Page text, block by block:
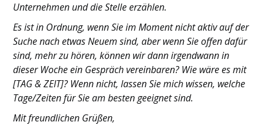
Unternehmen und die Stelle erzählen.
Es ist in Ordnung, wenn Sie im Moment nicht aktiv auf der
Suche nach etwas Neuem sind, aber wenn Sie offen dafür
sind, mehr zu hören, können wir dann irgendwann in
dieser Woche ein Gespräch vereinbaren? Wie wäre es mit
[TAG & ZEIT]? Wenn nicht, lassen Sie mich wissen, welche
Tage/Zeiten für Sie am besten geeignet sind.
Mit freundlichen Grüßen,